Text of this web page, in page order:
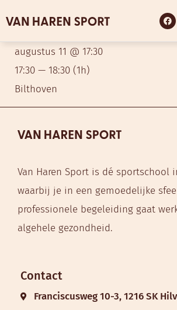
augustus 11 @ 17:30
17:30 — 18:30 (1h)
Bilthoven
Van Haren Sport is dé sportschool
waarbij je in een gemoedelijke
professionele begeleiding gaat
algehele gezondheid.
Contact
Franciscusweg 10-3, 1216 SK